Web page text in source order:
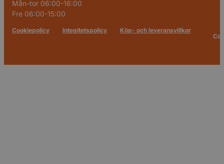
Mån-tor 06:00-16:00
Fre 06:00-15:00
Cookiepolicy Integitetspolicy
Köp- och leveransvillkor